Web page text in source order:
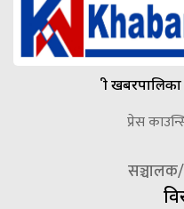
श्री
प्रेस